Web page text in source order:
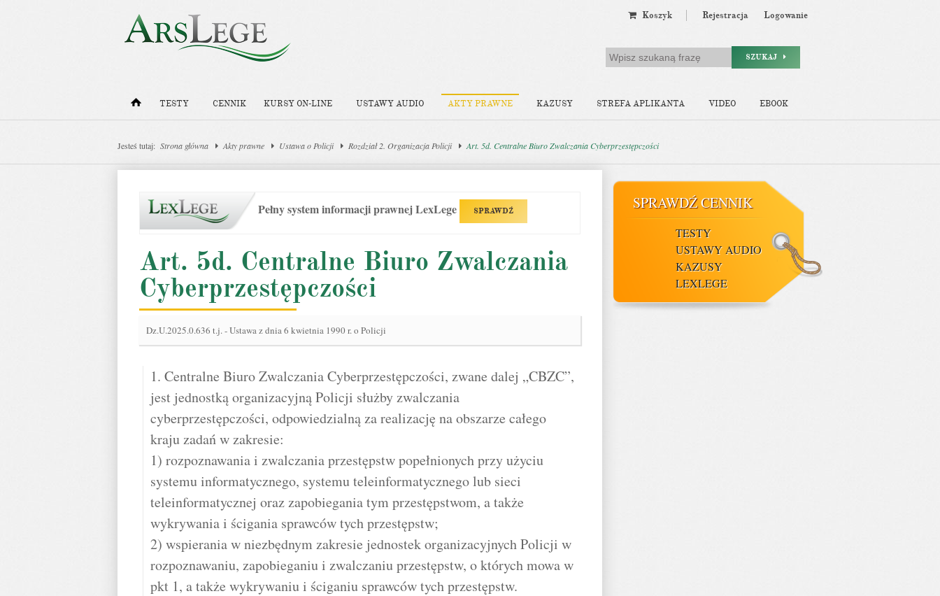
Koszyk Rejestracja Logowanie
SZUKAJ
TESTY CENNIK KURSY ON-LINE USTAWY AUDIO AKTY PRAWNE KAZUSY STREFA APLIKANTA VIDEO EBOOK
Jesteś tutaj: Strona główna Akty prawne Ustawa o Policji Rozdział 2. Organizacja Policji Art. 5d. Centralne Biuro Zwalczania Cyberprzestępczości
Pełny system informacji prawnej LexLege SPRAWDŹ
Art. 5d. Centralne Biuro Zwalczania
Cyberprzestępczości
Dz.U.2025.0.636 t.j.-Ustawa z dnia 6 kwietnia 1990 r. o Policji
1. Centralne Biuro Zwalczania Cyberprzestępczości, zwane dalej „CBZC”,
jest jednostką organizacyjną Policji służby zwalczania
cyberprzestępczości, odpowiedzialną za realizację na obszarze całego
kraju zadań w zakresie:
1) rozpoznawania i zwalczania przestępstw popełnionych przy użyciu
systemu informatycznego, systemu teleinformatycznego lub sieci
teleinformatycznej oraz zapobiegania tym przestępstwom, a także
wykrywania i ścigania sprawców tych przestępstw;
2) wspierania w niezbędnym zakresie jednostek organizacyjnych Policji w
rozpoznawaniu, zapobieganiu i zwalczaniu przestępstw, o których mowa w
pkt 1, a także wykrywaniu i ściganiu sprawców tych przestępstw.
SPRAWDŹ CENNIK
TESTY
USTAWY AUDIO
KAZUSY
LEXLEGE